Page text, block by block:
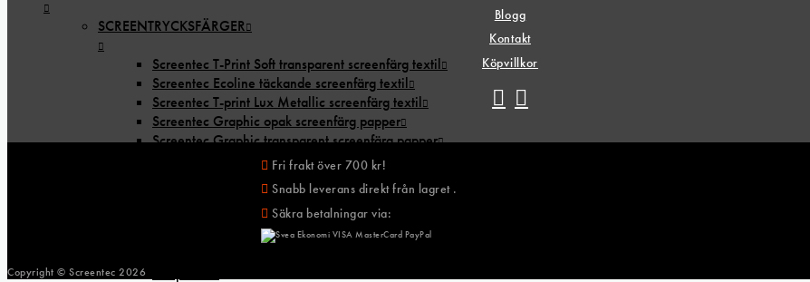
SCREENTRYCKSFÄRGER
Screentec T-Print Soft transparent screenfärg textil
Screentec Ecoline täckande screenfärg textil
Screentec T-print Lux Metallic screenfärg textil
Screentec Graphic opak screenfärg papper
Screentec Graphic transparent screenfärg papper
Blogg
Kontakt
Köpvillkor
Fri frakt över 700 kr!
Snabb leverans direkt från lagret .
Säkra betalningar via:
Copyright © Screentec 2026